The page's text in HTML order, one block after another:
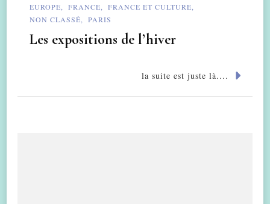
EUROPE FRANCE
FRANCE ET CULTURE
NON CLASSÉ
PARIS
Les expositions de l’hiver
la suite est juste là....